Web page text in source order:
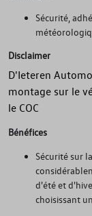
Sécurité,
Disclaimer
D'Ieteren
montage sur le
le COC
Bénéfices
Sécurité sur
d'été et
choisissant